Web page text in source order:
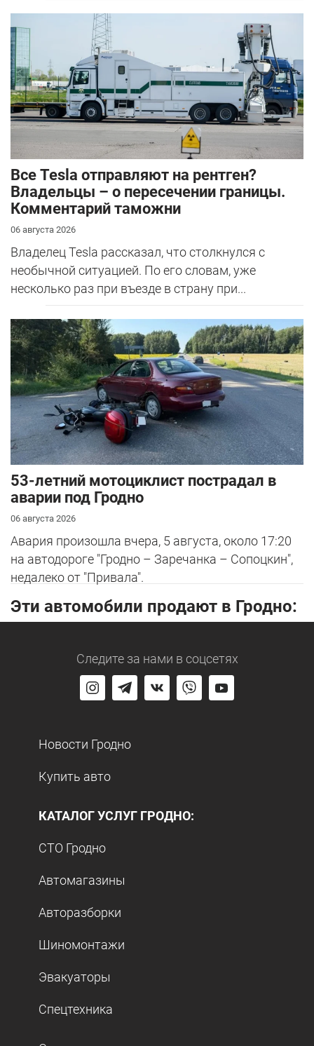
Все Tesla отправляют на рентген?
Владельцы – о пересечении границы.
Комментарий таможни
06 августа 2026
Владелец Tesla рассказал, что столкнулся с
необычной ситуацией. По его словам, уже
несколько раз при въезде в страну при...
53-летний мотоциклист пострадал в
аварии под Гродно
06 августа 2026
Авария произошла вчера, 5 августа, около 17:20
на автодороге "Гродно – Заречанка – Сопоцкин",
недалеко от "Привала".
Эти автомобили продают в Гродно:
Следите за нами в соцсетях
Новости Гродно
Купить авто
КАТАЛОГ УСЛУГ ГРОДНО:
СТО Гродно
Автомагазины
Авторазборки
Шиномонтажи
Эвакуаторы
Спецтехника